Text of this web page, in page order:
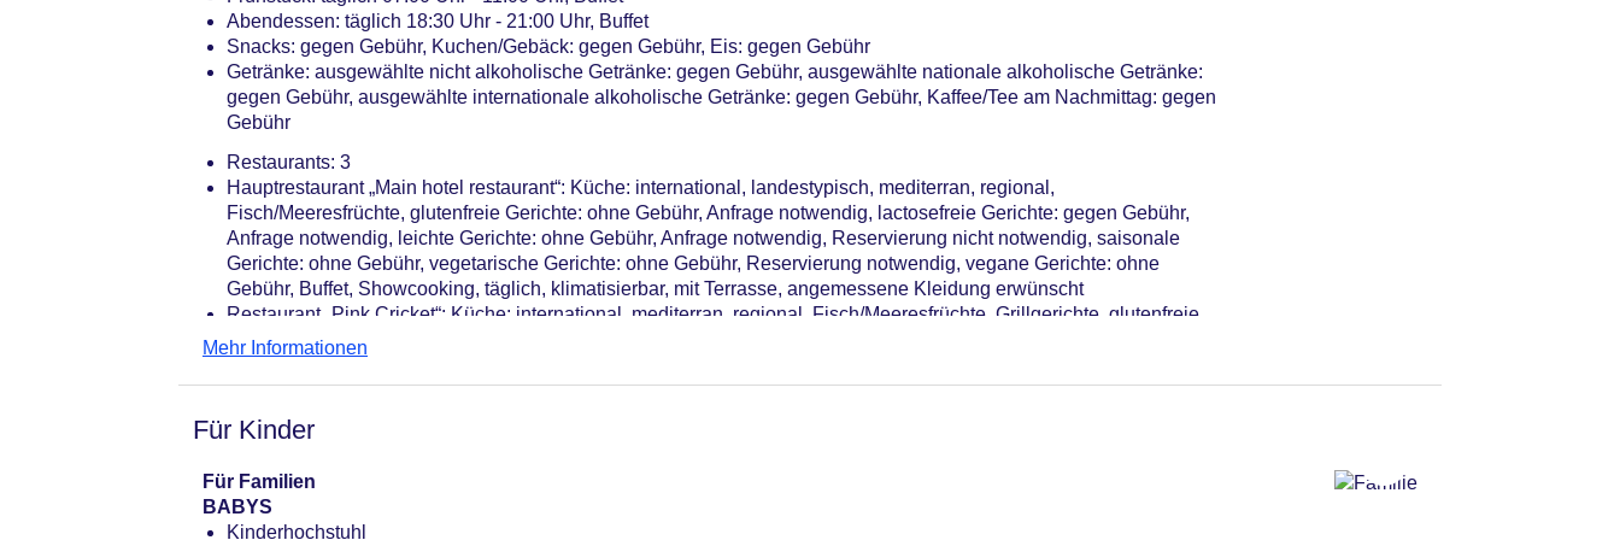
Tagungseinrichtungen: Konferenzräume: 1, klimatisierte Tagungsräume, Tagungsequipment
Gebäudeanzahl: 1, Etagen: 7, Zimmer: 161
Landeskategorie: 5 Sterne
Abendessen: täglich 18:30 Uhr - 21:00 Uhr, Buffet
Snacks: gegen Gebühr, Kuchen/Gebäck: gegen Gebühr, Eis: gegen Gebühr
Getränke: ausgewählte nicht alkoholische Getränke: gegen Gebühr, ausgewählte nationale alkoholische Getränke:
gegen Gebühr, ausgewählte internationale alkoholische Getränke: gegen Gebühr, Kaffee/Tee am Nachmittag: gegen
Gebühr
Restaurants: 3
Hauptrestaurant „Main hotel restaurant“: Küche: international, landestypisch, mediterran, regional,
Fisch/Meeresfrüchte, glutenfreie Gerichte: ohne Gebühr, Anfrage notwendig, lactosefreie Gerichte: gegen Gebühr,
Anfrage notwendig, leichte Gerichte: ohne Gebühr, Anfrage notwendig, Reservierung nicht notwendig, saisonale
Gerichte: ohne Gebühr, vegetarische Gerichte: ohne Gebühr, Reservierung notwendig, vegane Gerichte: ohne
Gebühr, Buffet, Showcooking, täglich, klimatisierbar, mit Terrasse, angemessene Kleidung erwünscht
Restaurant „Pink Cricket“: Küche: international, mediterran, regional, Fisch/Meeresfrüchte, Grillgerichte, glutenfreie
Gerichte: gegen Gebühr, leichte Gerichte: gegen Gebühr, vegetarische Gerichte: gegen Gebühr, vegane Gerichte, à
klimatisierbar, mit Terrasse, Kinderhochstuhl, angemessene Kleidung erwünscht
Restaurant „Oliva Restaurant“: saisonale Gerichte: gegen Gebühr, Anfrage notwendig, Reservierung nicht
notwendig, vegetarische Gerichte: gegen Gebühr, Anfrage & Reservierung notwendig, vegane Gerichte: gegen
klimatisierbar, mit Terrasse, Kinderhochstuhl, angemessene Kleidung erwünscht
Bar „Hotel Bar“: 07:00 Uhr - 23:00 Uhr, gegen Gebühr
Mehr Informationen
Für Kinder
Für Familien
BABYS
Kinderhochstuhl